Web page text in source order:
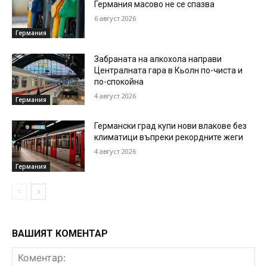
Германия
Германия масово не се спазва
6 август 2026
Германия
Забраната на алкохола направи
Централната гара в Кьолн по-чиста и
по-спокойна
4 август 2026
Германия
Германски град купи нови влакове без
климатици въпреки рекордните жеги
4 август 2026
ВАШИЯТ КОМЕНТАР